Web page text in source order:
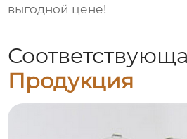
выгодной цене!
Продукция